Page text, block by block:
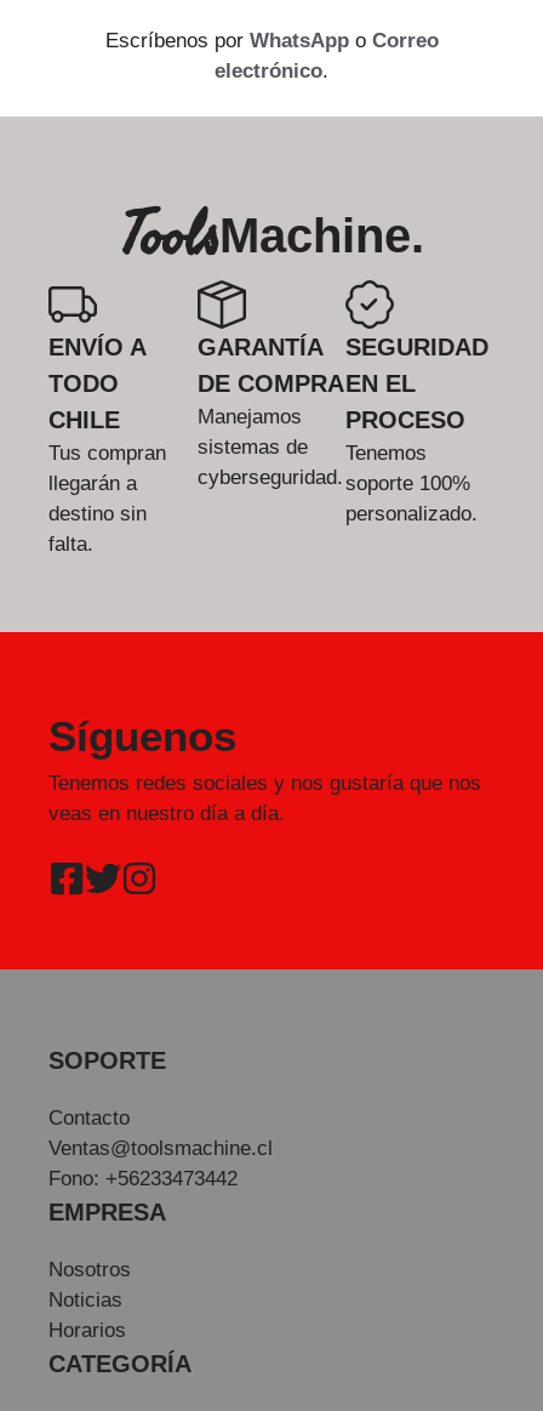
Escríbenos por WhatsAppo Correo
electrónico.
ToolsMachine.
ENVÍO A
TODO
CHILE
Tus compran
llegarán a
destino sin
falta.
GARANTÍA
DE COMPRA
Manejamos
sistemas de
cyberseguridad.
SEGURIDAD
EN EL
PROCESO
Tenemos
soporte 100%
personalizado.
Síguenos
Tenemos redes sociales y nos gustaría que nos
veas en nuestro día a día.
SOPORTE
Contacto
Ventas@toolsmachine.cl
Fono: +56233473442
EMPRESA
Nosotros
Noticias
Horarios
CATEGORÍA